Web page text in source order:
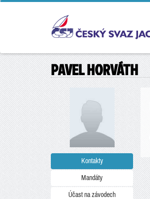
PAVEL HORVÁTH
Kontakty
Mandáty
Účast na závodech